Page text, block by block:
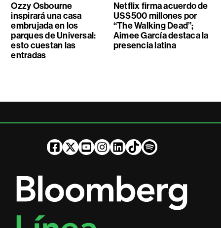
Ozzy Osbourne
inspirará una casa
embrujada en los
parques de Universal:
esto cuestan las
entradas
Netflix firma acuerdo de
US$500 millones por
“The Walking Dead”;
Aimee García destaca la
presencia latina